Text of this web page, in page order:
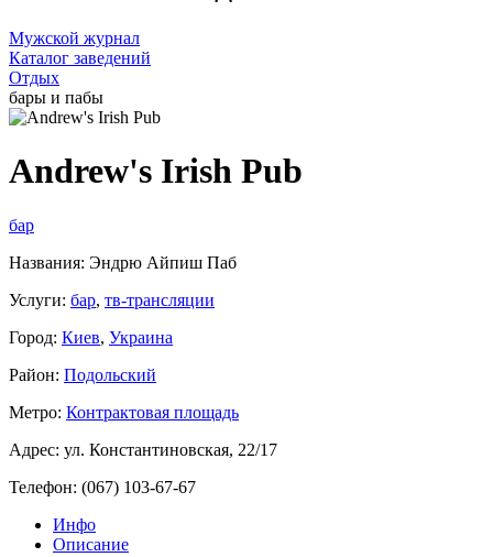
Мужской журнал
Каталог заведений
Отдых
бары и пабы
Andrew's Irish Pub
бар
Названия: Эндрю Айпиш Паб
Услуги: бар, тв-трансляции
Город: Киев, Украина
Район: Подольский
Метро: Контрактовая площадь
Адрес: ул. Константиновская, 22/17
Телефон: (067) 103-67-67
Инфо
Описание